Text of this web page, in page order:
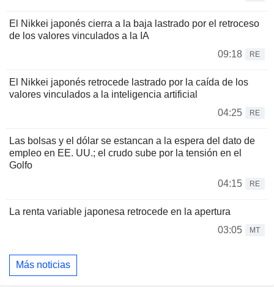
El Nikkei japonés cierra a la baja lastrado por el retroceso
de los valores vinculados a la IA
09:18
RE
El Nikkei japonés retrocede lastrado por la caída de los
valores vinculados a la inteligencia artificial
04:25
RE
Las bolsas y el dólar se estancan a la espera del dato de
empleo en EE. UU.; el crudo sube por la tensión en el
Golfo
04:15
RE
La renta variable japonesa retrocede en la apertura
03:05
MT
Más noticias